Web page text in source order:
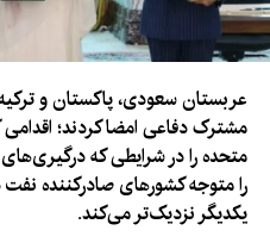
عربستان سعودی، پاکستان و
مشترک دفاعی امضا کردند؛
متحده را در شرایطی که
را متوجه کشورهای صادرکننده
یکدیگر نزدیک‌تر می‌کند.